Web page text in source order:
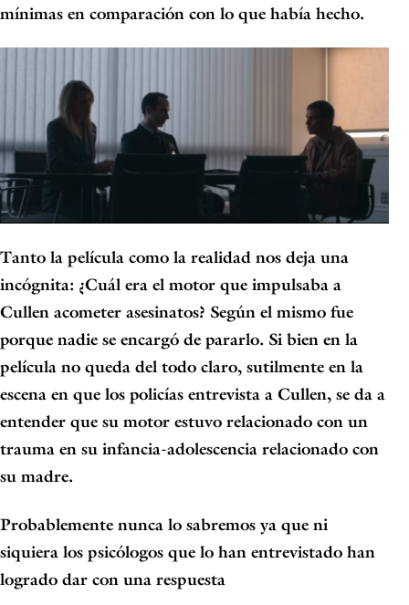
mínimas en comparación con lo que había hecho.
Tanto la película como la realidad nos deja una
incógnita: ¿Cuál era el motor que impulsaba a
Cullen acometer asesinatos? Según el mismo fue
porque nadie se encargó de pararlo. Si bien en la
película no queda del todo claro, sutilmente en la
escena en que los policías entrevista a Cullen, se da a
entender que su motor estuvo relacionado con un
trauma en su infancia-adolescencia relacionado con
su madre.
Probablemente nunca lo sabremos ya que ni
siquiera los psicólogos que lo han entrevistado han
logrado dar con una respuesta